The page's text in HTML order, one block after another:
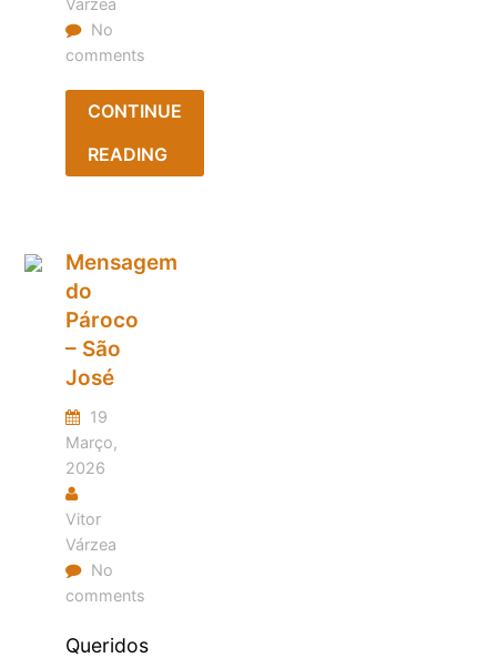
Várzea
No
comments
CONTINUE
READING
Mensagem
do
Pároco
– São
José
19
Março,
2026
Vitor
Várzea
No
comments
Queridos